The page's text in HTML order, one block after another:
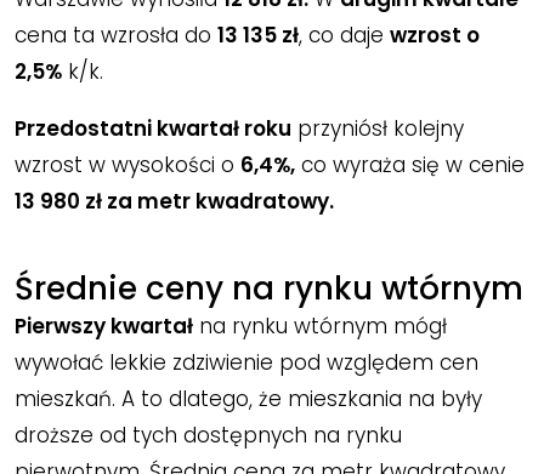
cena ta wzrosła do 13 135 zł, co daje wzrost o
2,5% k/k.
Przedostatni kwartał roku przyniósł kolejny
wzrost w wysokości o 6,4%, co wyraża się w cenie
13 980 zł za metr kwadratowy.
Średnie ceny na rynku wtórnym
Pierwszy kwartał na rynku wtórnym mógł
wywołać lekkie zdziwienie pod względem cen
mieszkań. A to dlatego, że mieszkania na były
droższe od tych dostępnych na rynku